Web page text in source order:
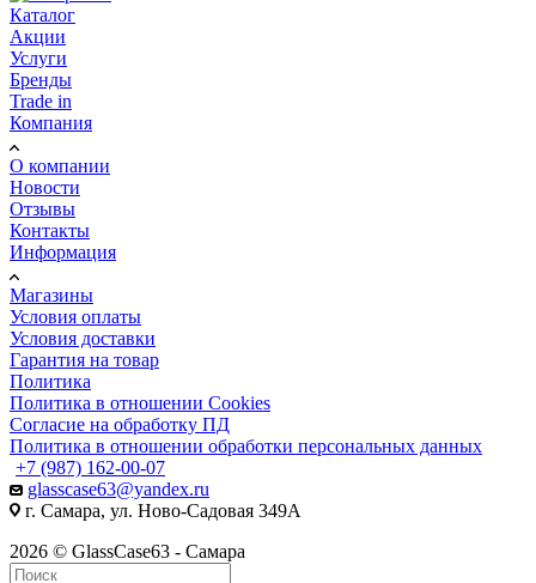
Каталог
Акции
Услуги
Бренды
Trade in
Компания
О компании
Новости
Отзывы
Контакты
Информация
Магазины
Условия оплаты
Условия доставки
Гарантия на товар
Политика
Политика в отношении Cookies
Согласие на обработку ПД
Политика в отношении обработки персональных данных
+7 (987) 162-00-07
glasscase63@yandex.ru
г. Самара, ул. Ново-Садовая 349А
2026 © GlassCase63 - Самара